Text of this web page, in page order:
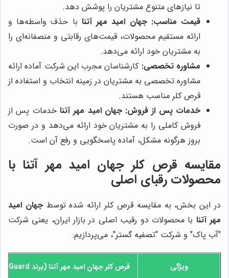
تا نیازهای متنوع مشتریان را پوشش دهد.
قیمت مناسب: جهان امید مهر آتنا با حذف واسطه‌ها و
ارائه مستقیم محصولات، قیمت‌های رقابتی و منصفانه‌ای را
به مشتریان خود ارائه می‌دهد.
مشاوره تخصصی: کارشناسان مجرب این شرکت آماده ارائه
مشاوره تخصصی به مشتریان در زمینه انتخاب و استفاده از
قرص کلر مناسب هستند.
خدمات پس از فروش: جهان امید مهر آتنا خدمات پس از
فروش کاملی را به مشتریان خود ارائه می‌دهد و در صورت
بروز هرگونه مشکل، آماده پاسخگویی و رفع آن است.
مقایسه قرص کلر جهان امید مهر آتنا با
محصولات رقبای اصلی
در این بخش، به مقایسه قرص کلر ارائه شده توسطجهان امید
مهر آتنا با محصولات دو رقیب اصلی در بازار ایران، یعنی شرکت
"آب پاک" و شرکت "تصفیه گستر"، می‌پردازیم:
ویژگی قرص کلرجهان امید مهر آتنا (برند BioGuard)